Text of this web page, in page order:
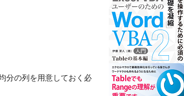
分の列を用意しておく必